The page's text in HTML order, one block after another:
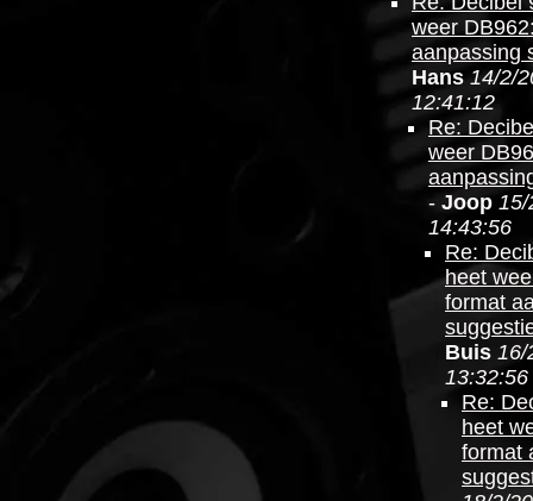
weer
aanpassing
Hans 14/2/
12:41:12
Re:
weer
- Joop 15/
14:43:56
Re:
heet
format
Buis 16/
13:32:56
Re:
heet
format